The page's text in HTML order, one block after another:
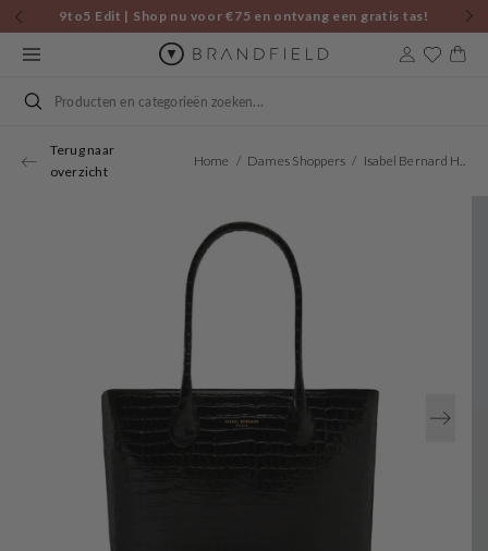
Skip to
content
9to5 Edit | Shop nu voor €75 en ontvang een gratis tas!
Cart
Search
Terug naar
overzicht
Home Dames Shoppers Isabel Bernard Honoré Lysanne Croco Zwarte Kalfsleren Shopper IB25024
Open
media
1